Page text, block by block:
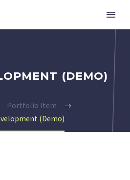
(DEMO)
Portfolio Item
(Demo)